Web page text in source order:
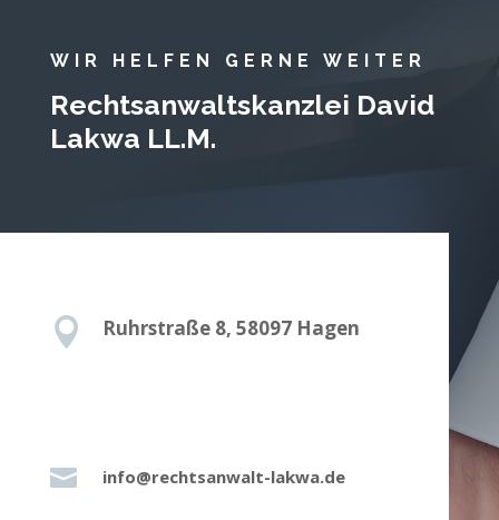
WIR HELFEN GERNE WEITER
Rechtsanwaltskanzlei David
Lakwa LL.M.
 Ruhrstraße 8, 58097 Hagen
 info@rechtsanwalt-lakwa.de